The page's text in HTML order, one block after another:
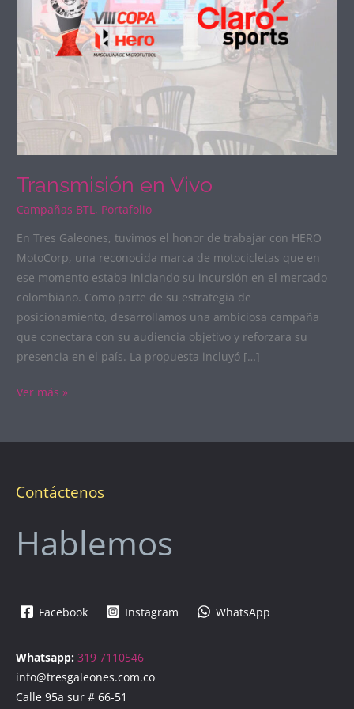
Transmisión en Vivo
Campañas BTL, Portafolio
En Tres Galeones, tuvimos el honor de trabajar con HERO
MotoCorp, una reconocida marca de motocicletas que en
ese momento estaba iniciando su incursión en el mercado
colombiano. Como parte de su estrategia de
posicionamiento, desarrollamos una ambiciosa campaña
que conectara con su audiencia objetivo y reforzara su
presencia en el país. La propuesta incluyó […]
Ver más »
Contáctenos
Hablemos
Facebook Instagram WhatsApp
Whatsapp: 319 7110546
info@tresgaleones.com.co
Calle 95a sur # 66-51